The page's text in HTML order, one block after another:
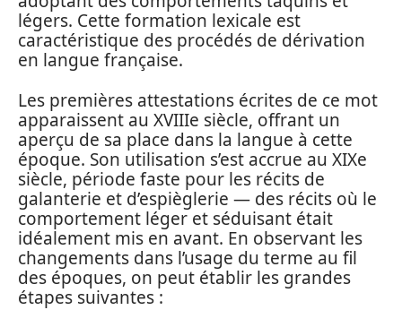
légers. Cette formation lexicale est
caractéristique des procédés de dérivation
en langue française.
Les premières attestations écrites de ce mot
apparaissent au XVIIIe siècle, offrant un
aperçu de sa place dans la langue à cette
époque. Son utilisation s’est accrue au XIXe
siècle, période faste pour les récits de
galanterie et d’espièglerie — des récits où le
comportement léger et séduisant était
idéalement mis en avant. En observant les
changements dans l’usage du terme au fil
des époques, on peut établir les grandes
étapes suivantes :